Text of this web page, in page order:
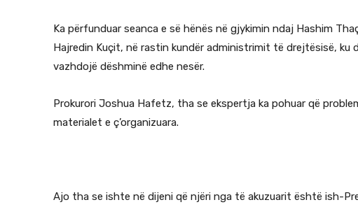
Ka përfunduar seanca e së hënës në gjykimin ndaj Hashim
Hajredin Kuçit, në rastin kundër administrimit të drejtësisë, ku
vazhdojë dëshminë edhe nesër.
Prokurori Joshua Hafetz, tha se ekspertja ka pohuar që
materialet e ç’organizuara.
Ajo tha se ishte në dijeni që njëri nga të akuzuarit është ish-